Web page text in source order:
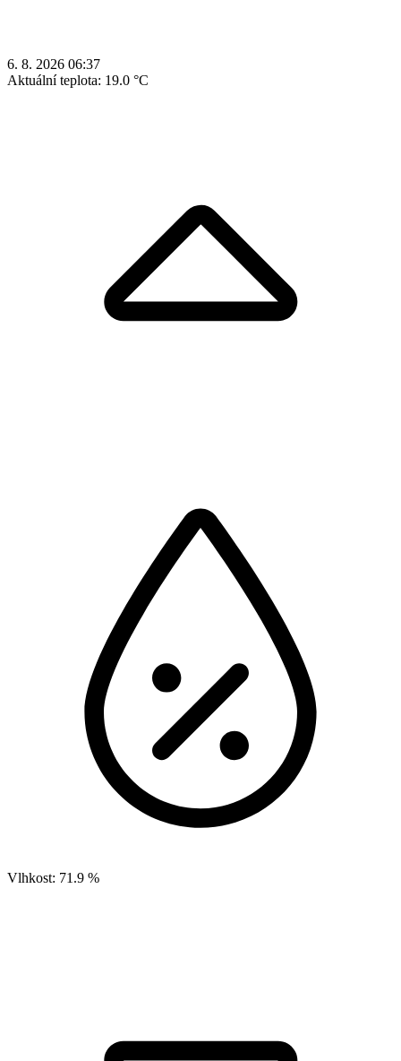
6. 8. 2026 06:37
Aktuální teplota: 19.0 °C
Vlhkost: 71.9 %